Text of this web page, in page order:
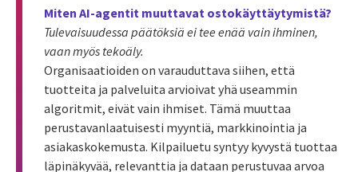
Miten AI-agentit muuttavat ostokäyttäytymistä?
Tulevaisuudessa päätöksiä ei tee enää vain ihminen,
vaan myös tekoäly.
Organisaatioiden on varauduttava siihen, että
tuotteita ja palveluita arvioivat yhä useammin
algoritmit, eivät vain ihmiset. Tämä muuttaa
perustavanlaatuisesti myyntiä, markkinointia ja
asiakaskokemusta. Kilpailuetu syntyy kyvystä tuottaa
läpinäkyvää, relevanttia ja dataan perustuvaa arvoa